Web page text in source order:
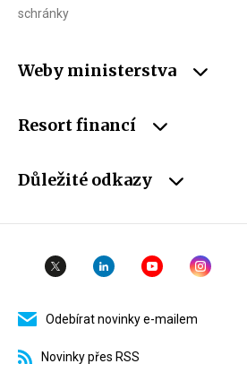
schránky
Weby ministerstva
Resort financí
Důležité odkazy
Odebírat novinky e-mailem
Novinky přes RSS